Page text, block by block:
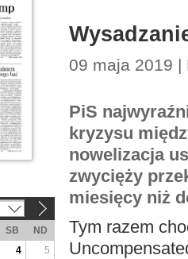
09 maja 2019
PiS
kryzysu
nowelizacja
zwycięży
miesięcy niż
Tym razem
SB
ND
4
5